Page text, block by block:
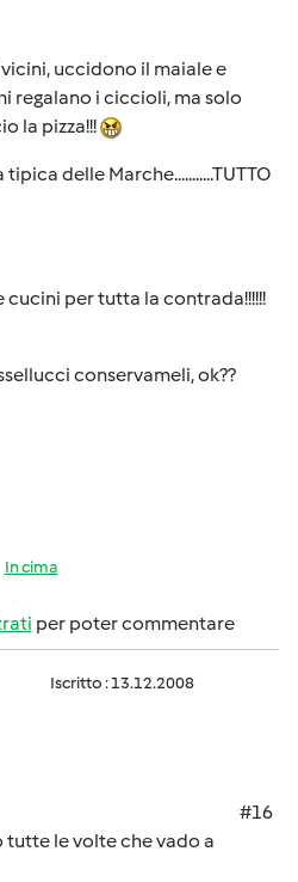
uccidono il maiale e
regalano i ciccioli, ma solo
la pizza!!!
delle Marche...........TUTTO
per tutta la contrada!!!!!!
conservameli, ok??
In cima
per poter commentare
Iscritto : 13.12.2008
#16
le volte che vado a